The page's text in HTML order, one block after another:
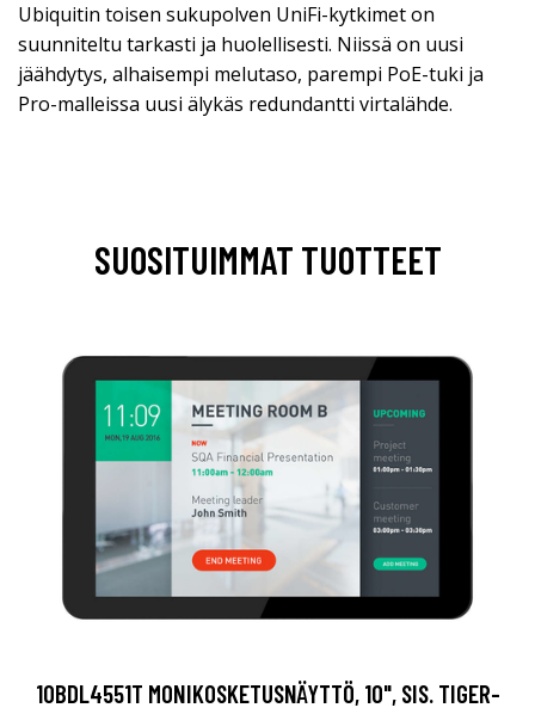
Ubiquitin toisen sukupolven UniFi-kytkimet on
suunniteltu tarkasti ja huolellisesti. Niissä on uusi
jäähdytys, alhaisempi melutaso, parempi PoE-tuki ja
Pro-malleissa uusi älykäs redundantti virtalähde.
SUOSITUIMMAT TUOTTEET
10BDL4551T MONIKOSKETUSNÄYTTÖ, 10", SIS. TIGER-